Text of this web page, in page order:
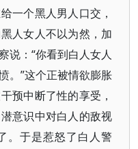
一个黑人男人口交，
人女人不以为然，加
说：“你看到白人女人
。”这个正被情欲膨胀
预中断了性的享受，
意识中对白人的敌视
。于是惹怒了白人警